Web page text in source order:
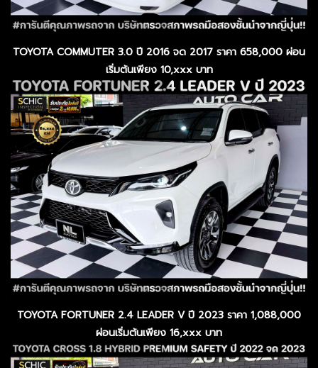
TOYOTA COMMUTER 3.0 ปี 2016 จด 2017 ราคา 658,000 ผ่อน
เริ่มต้นเพียง 10,xxx บาท
TOYOTA FORTUNER 2.4 LEADER V ปี 2023 ราคา 1,088,000
ผ่อนเริ่มต้นเพียง 16,xxx บาท